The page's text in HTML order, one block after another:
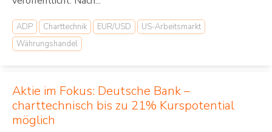
ADP Charttechnik EUR/USD
US-Arbeitsmarkt
Währungshandel
Aktie im Fokus: Deutsche Bank –
charttechnisch bis zu 21% Kurspotential
möglich